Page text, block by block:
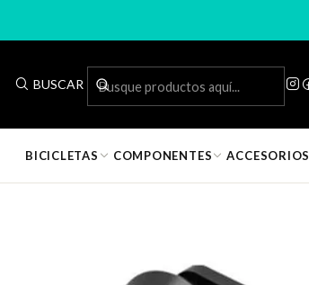
BUSCAR
BICICLETAS COMPONENTES ACCESORIOS